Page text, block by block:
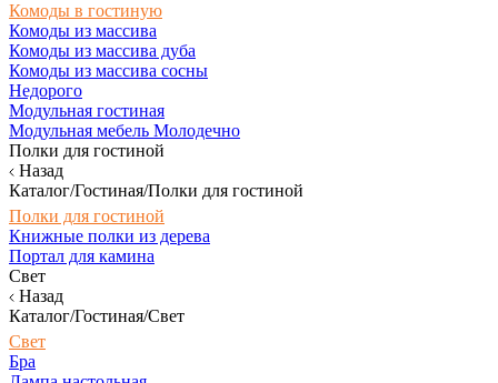
Комоды в гостиную
Комоды из массива
Комоды из массива дуба
Комоды из массива сосны
Недорого
Модульная гостиная
Модульная мебель Молодечно
Полки для гостиной
Назад
Каталог/Гостиная/Полки для гостиной
Полки для гостиной
Книжные полки из дерева
Портал для камина
Свет
Назад
Каталог/Гостиная/Свет
Свет
Бра